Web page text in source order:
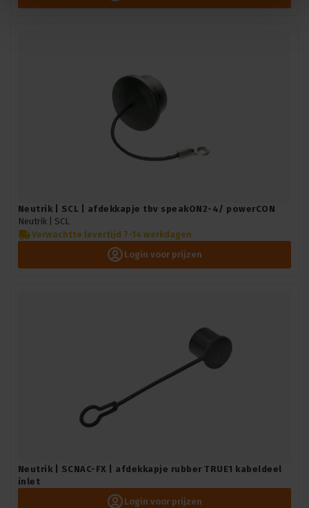
Neutrik | SCL | afdekkapje tbv speakON2-4/ powerCON
Neutrik | SCL
Verwachtte levertijd 7-14 werkdagen
Login voor prijzen
Neutrik | SCNAC-FX | afdekkapje rubber TRUE1 kabeldeel
inlet
Login voor prijzen